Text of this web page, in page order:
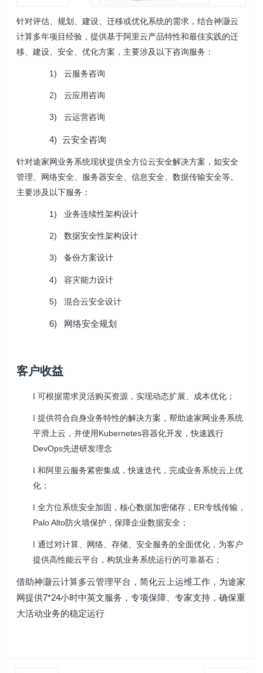
针对评估、规划、建设、迁移或优化系统的需求，结合神灏云
计算多年项目经验，提供基于阿里云产品特性和最佳实践的迁
移、建设、安全、优化方案，主要涉及以下咨询服务：
1) 云服务咨询
2) 云应用咨询
3) 云运营咨询
4) 云安全咨询
针对途家网业务系统现状提供全方位云安全解决方案，如安全
管理、网络安全、服务器安全、信息安全、数据传输安全等。
主要涉及以下服务：
1) 业务连续性架构设计
2) 数据安全性架构设计
3) 备份方案设计
4) 容灾能力设计
5) 混合云安全设计
6) 网络安全规划
客户收益
l 可根据需求灵活购买资源，实现动态扩展、成本优化；
l 提供符合自身业务特性的解决方案，帮助途家网业务系统
平滑上云，并使用Kubernetes容器化开发，快速践行
DevOps先进研发理念
l 和阿里云服务紧密集成，快速迭代，完成业务系统云上优
化；
l 全方位系统安全加固，核心数据加密储存，ER专线传输，
Palo Alto防火墙保护，保障企业数据安全；
l 通过对计算、网络、存储、安全服务的全面优化，为客户
提供高性能云平台，构筑业务系统运行的可靠基石；
借助神灏云计算多云管理平台，简化云上运维工作，为途家
网提供7*24小时中英文服务，专项保障、专家支持，确保重
大活动业务的稳定运行